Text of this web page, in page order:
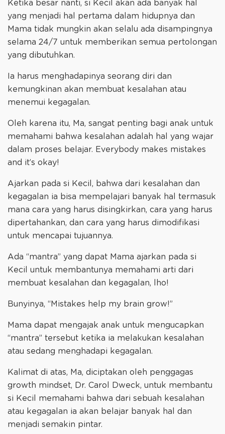
Ketika besar nanti, si Kecil akan ada banyak hal
yang menjadi hal pertama dalam hidupnya dan
Mama tidak mungkin akan selalu ada disampingnya
selama 24/7 untuk memberikan semua pertolongan
yang dibutuhkan.
Ia harus menghadapinya seorang diri dan
kemungkinan akan membuat kesalahan atau
menemui kegagalan.
Oleh karena itu, Ma, sangat penting bagi anak untuk
memahami bahwa kesalahan adalah hal yang wajar
dalam proses belajar. Everybody makes mistakes
and it’s okay!
Ajarkan pada si Kecil, bahwa dari kesalahan dan
kegagalan ia bisa mempelajari banyak hal termasuk
mana cara yang harus disingkirkan, cara yang harus
dipertahankan, dan cara yang harus dimodifikasi
untuk mencapai tujuannya.
Ada “mantra” yang dapat Mama ajarkan pada si
Kecil untuk membantunya memahami arti dari
membuat kesalahan dan kegagalan, lho!
Bunyinya, “Mistakes help my brain grow!”
Mama dapat mengajak anak untuk mengucapkan
“mantra” tersebut ketika ia melakukan kesalahan
atau sedang menghadapi kegagalan.
Kalimat di atas, Ma, diciptakan oleh penggagas
growth mindset, Dr. Carol Dweck, untuk membantu
si Kecil memahami bahwa dari sebuah kesalahan
atau kegagalan ia akan belajar banyak hal dan
menjadi semakin pintar.